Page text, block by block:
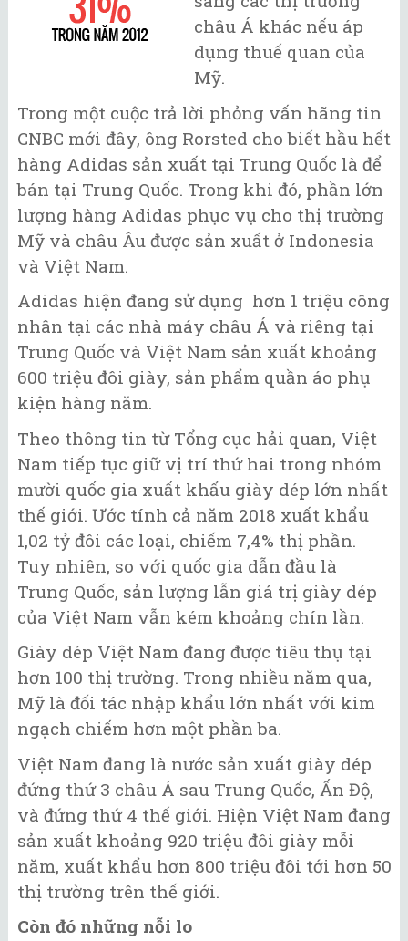
châu Á khác nếu áp
dụng thuế quan của
Mỹ.
Trong một cuộc trả lời phỏng vấn hãng tin
CNBC mới đây, ông Rorsted cho biết hầu hết
hàng Adidas sản xuất tại Trung Quốc là để
bán tại Trung Quốc. Trong khi đó, phần lớn
lượng hàng Adidas phục vụ cho thị trường
Mỹ và châu Âu được sản xuất ở Indonesia
và Việt Nam.
Adidas hiện đang sử dụng hơn 1 triệu công
nhân tại các nhà máy châu Á và riêng tại
Trung Quốc và Việt Nam sản xuất khoảng
600 triệu đôi giày, sản phẩm quần áo phụ
kiện hàng năm.
Theo thông tin từ Tổng cục hải quan, Việt
Nam tiếp tục giữ vị trí thứ hai trong nhóm
mười quốc gia xuất khẩu giày dép lớn nhất
thế giới. Ước tính cả năm 2018 xuất khẩu
1,02 tỷ đôi các loại, chiếm 7,4% thị phần.
Tuy nhiên, so với quốc gia dẫn đầu là
Trung Quốc, sản lượng lẫn giá trị giày dép
của Việt Nam vẫn kém khoảng chín lần.
Giày dép Việt Nam đang được tiêu thụ tại
hơn 100 thị trường. Trong nhiều năm qua,
Mỹ là đối tác nhập khẩu lớn nhất với kim
ngạch chiếm hơn một phần ba.
Việt Nam đang là nước sản xuất giày dép
đứng thứ 3 châu Á sau Trung Quốc, Ấn Độ,
và đứng thứ 4 thế giới. Hiện Việt Nam đang
sản xuất khoảng 920 triệu đôi giày mỗi
năm, xuất khẩu hơn 800 triệu đôi tới hơn 50
thị trường trên thế giới.
Còn đó những nỗi lo